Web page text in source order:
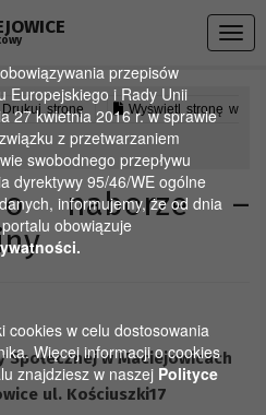
przepisów
Europejskiego i Rady Unii
27 kwietnia 2016 r. w sprawie
z przetwarzaniem
swobodnego przepływu
dyrektywy 95/46/WE ogólne
informujemy, że od dnia
obowiązuje
cookies w celu dostosowania
Więcej informacji o cookies
znajdziesz w naszej Polityce
stronę Wyświetl stronę w
o naborze –
Społecznej w Maciejowicach
ul. Kościuszki17